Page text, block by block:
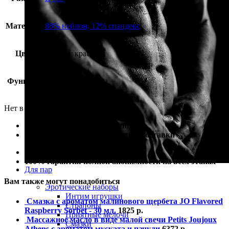
Для пар
Эротические наборы
Интим игрушки
Страпоны
Приятные мелочи
Смазки
Материал 88% нейлон, 12% спандекс
Цвет белый с красным
Функция эротичная одежда
Нет в наличии
100% гарантия лучшей цены
100% гарантия самой быстрой доставки
100% гарантия полной анонимности на всех этапах
Вам также могут понадобиться
Смазка с ароматом малинового щербета JO Flavored
Raspberry Sorbet - 30 мл. 1825 р.
Массажное масло в виде малой свечи Petits Joujoux